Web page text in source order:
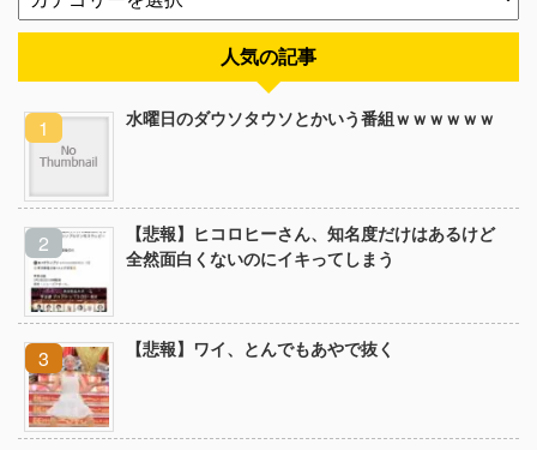
人気の記事
水曜日のダウソタウソとかいう番組ｗｗｗｗｗｗ
【悲報】ヒコロヒーさん、知名度だけはあるけど
全然面白くないのにイキってしまう
【悲報】ワイ、とんでもあやで抜く